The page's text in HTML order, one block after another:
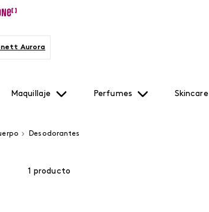
Aurora
Maquillaje Perfumes Skincare
Desodorantes
1 producto